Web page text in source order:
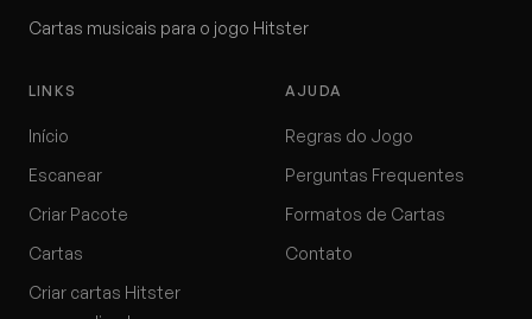
Cartas musicais para o jogo Hitster
LINKS
Início
Escanear
Criar Pacote
Cartas
Criar cartas Hitster
AJUDA
Regras do Jogo
Perguntas Frequentes
Formatos de Cartas
Contato